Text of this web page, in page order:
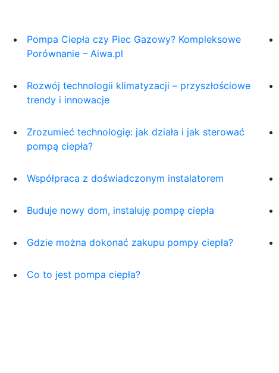
Pompa Ciepła czy Piec Gazowy? Kompleksowe
Porównanie – Aiwa.pl
Rozwój technologii klimatyzacji – przyszłościowe
trendy i innowacje
Zrozumieć technologię: jak działa i jak sterować
pompą ciepła?
Współpraca z doświadczonym instalatorem
Buduje nowy dom, instaluję pompę ciepła
Gdzie można dokonać zakupu pompy ciepła?
Co to jest pompa ciepła?